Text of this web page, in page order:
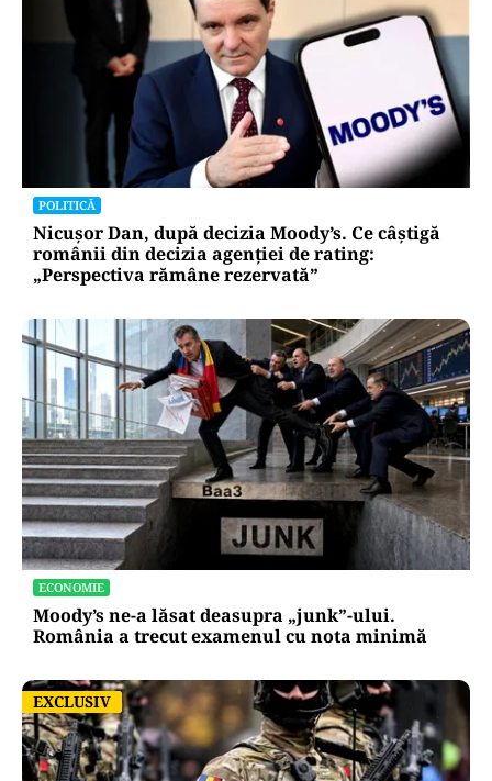
POLITICĂ
Nicușor Dan, după decizia Moody’s. Ce câștigă
românii din decizia agenției de rating:
„Perspectiva rămâne rezervată”
ECONOMIE
Moody’s ne-a lăsat deasupra „junk”-ului.
România a trecut examenul cu nota minimă
EXCLUSIV
EXCLUSIV